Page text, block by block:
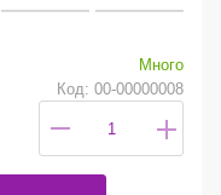
Много
Код: 00-00000008